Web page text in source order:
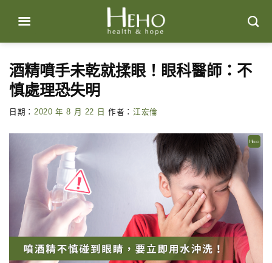
content
酒精噴手未乾就揉眼！眼科醫師：不
慎處理恐失明
日期： 2020 年 8 月 22 日 作者： 江宏倫